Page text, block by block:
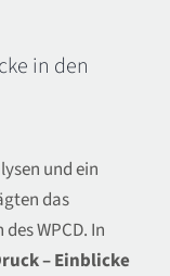
in den
und ein
das
WPCD. In
– Einblicke